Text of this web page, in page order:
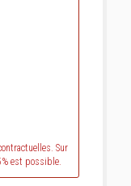
Sur
est possible.